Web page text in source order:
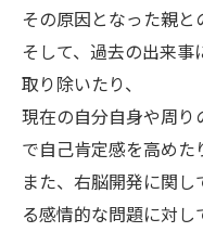
その原因となった親と
そして、過去の出来
取り除いたり、
現在の自分自身や周り
で自己肯定感を高めた
また、右脳開発に関
る感情的な問題に対し